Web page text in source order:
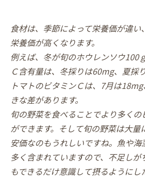
食材は、季節によって栄養価が違
栄養価が高くなります。
例えば、冬が旬のホウレンソウ100
Ｃ含有量は、冬採りは60mg、夏採
トマトのビタミンＣは、7月は
きな差があります。
旬の野菜を食べることでより多く
ができます。そして旬の野菜は大量
安価なのもうれしいですね。魚や
多く含まれていますので、不足し
もできるだけ意識して摂るようにし